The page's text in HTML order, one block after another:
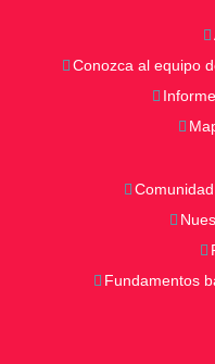
Conozca al equipo
Fundamentos